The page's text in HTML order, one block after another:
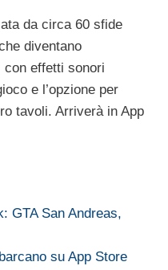
da circa 60 sfide
diventano
effetti sonori
e l’opzione per
tavoli. Arriverà in App
GTA San Andreas,
su App Store